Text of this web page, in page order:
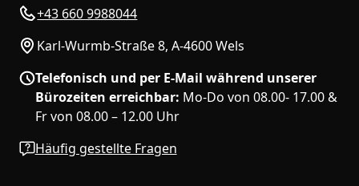
+43 660 9988044
Karl-Wurmb-Straße 8, A-4600 Wels
Telefonisch und per E-Mail während unserer
Bürozeiten erreichbar: Mo-Do von 08.00- 17.00 &
Fr von 08.00 – 12.00 Uhr
Häufig gestellte Fragen